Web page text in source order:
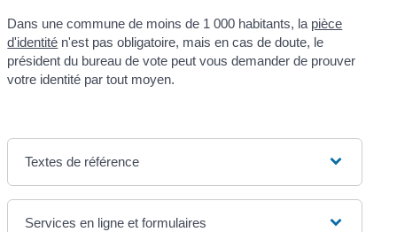
Dans une commune de moins de 1 000 habitants, la pièce
d'identité n'est pas obligatoire, mais en cas de doute, le
président du bureau de vote peut vous demander de prouver
votre identité par tout moyen.
Textes de référence
Services en ligne et formulaires